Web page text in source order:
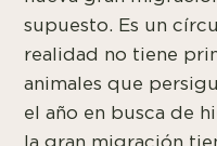
supuesto. Es un
realidad no tiene
animales que
el año en busca de
la gran migración